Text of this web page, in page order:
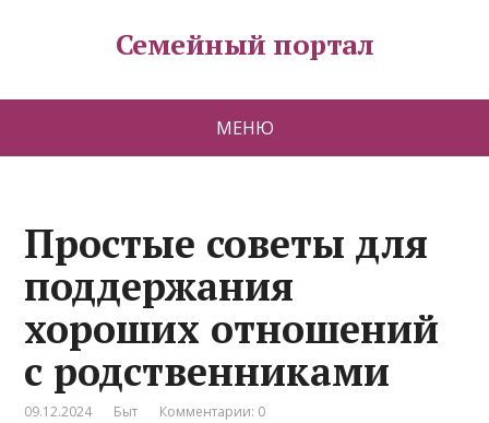
Семейный портал
МЕНЮ
Простые советы для
поддержания
хороших отношений
с родственниками
09.12.2024 Быт Комментарии: 0